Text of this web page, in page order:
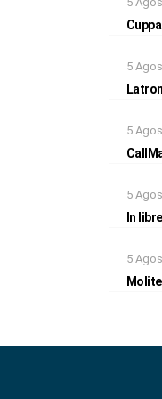
5
5
5
In
5